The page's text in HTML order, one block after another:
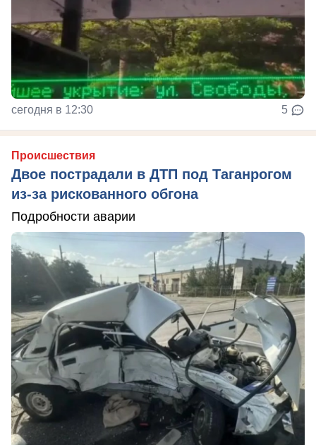
сегодня в 12:30 5
Происшествия
Двое пострадали в ДТП под Таганрогом
из-за рискованного обгона
Подробности аварии